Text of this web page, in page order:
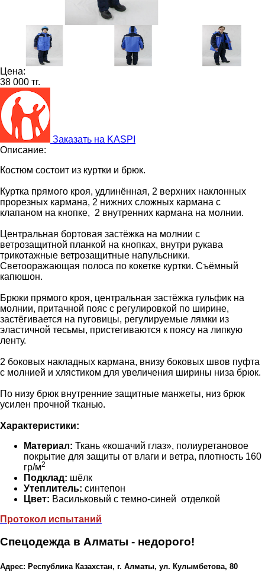
Цена:
38 000 тг.
Заказать на KASPI
Описание:
Костюм состоит из куртки и брюк.
Куртка прямого кроя, удлинённая, 2 верхних наклонных
прорезных кармана, 2 нижних сложных кармана с
клапаном на кнопке, 2 внутренних кармана на молнии.
Центральная бортовая застёжка на молнии с
ветрозащитной планкой на кнопках, внутри рукава
трикотажные ветрозащитные напульсники.
Светооражающая полоса по кокетке куртки. Съёмный
капюшон.
Брюки прямого кроя, центральная застёжка гульфик на
молнии, притачной пояс с регулировкой по ширине,
застёгивается на пуговицы, регулируемые лямки из
эластичной тесьмы, пристегиваются к поясу на липкую
ленту.
2 боковых накладных кармана, внизу боковых швов пуфта
с молнией и хлястиком для увеличения ширины низа брюк.
По низу брюк внутренние защитные манжеты, низ брюк
усилен прочной тканью.
Характеристики:
Материал: Ткань «кошачий глаз», полиуретановое
покрытие для защиты от влаги и ветра, плотность 160
гр/м2
Подклад: шёлк
Утеплитель: синтепон
Цвет: Васильковый с темно-синей отделкой
Протокол испытаний
Спецодежда в Алматы - недорого!
Адрес: Республика Казахстан, г. Алматы, ул. Кулымбетова, 80